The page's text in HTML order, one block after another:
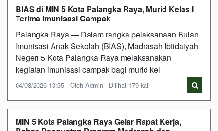
BIAS di MIN 5 Kota Palangka Raya, Murid Kelas I
Terima Imunisasi Campak
Palangka Raya — Dalam rangka pelaksanaan Bulan
Imunisasi Anak Sekolah (BIAS), Madrasah Ibtidaiyah
Negeri 5 Kota Palangka Raya melaksanakan
kegiatan imunisasi campak bagi murid kel
04/08/2026 13:35 - Oleh Admin - Dilihat 179 kali
MIN 5 Kota Palangka Raya Gelar Rapat Kerja,